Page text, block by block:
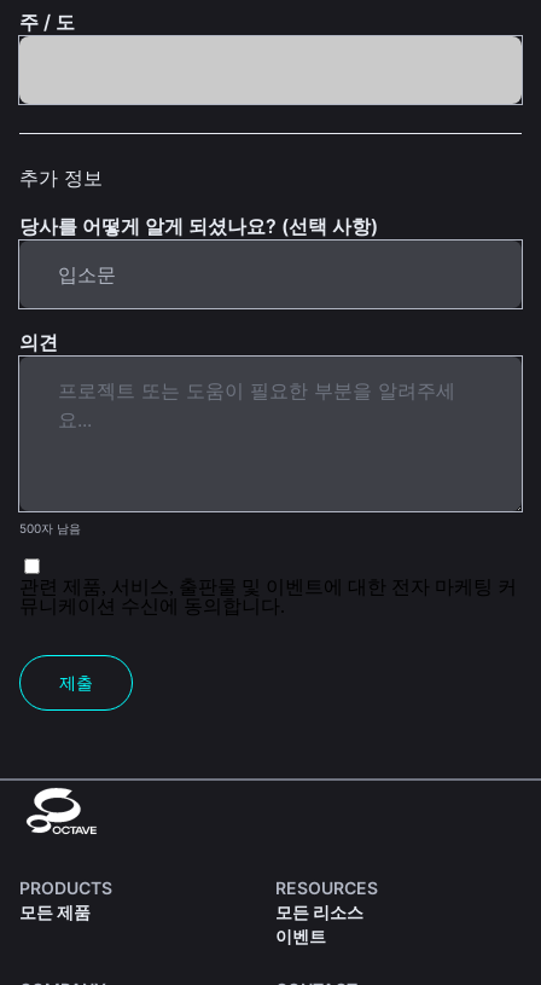
주 / 도
추가 정보
당사를 어떻게 알게 되셨나요? (선택 사항)
의견
500자 남음
관련 제품, 서비스, 출판물 및 이벤트에 대한 전자 마케팅 커
뮤니케이션 수신에 동의합니다.
제출
PRODUCTS
모든 제품
RESOURCES
모든 리소스
이벤트